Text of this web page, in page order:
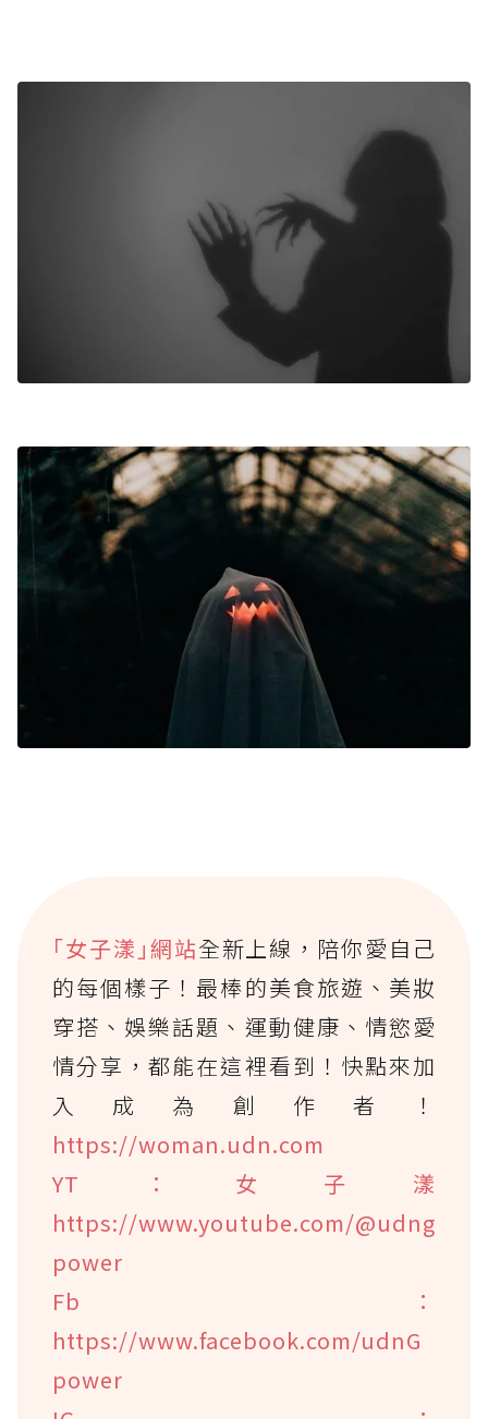
｢女子漾｣網站全新上線，陪你愛自己
的每個樣子！最棒的美食旅遊、美妝
穿搭、娛樂話題、運動健康、情慾愛
情分享，都能在這裡看到！快點來加
入成為創作者！
https://woman.udn.com
YT：女子漾
https://www.youtube.com/@udng
power
Fb：
https://www.facebook.com/udnG
power